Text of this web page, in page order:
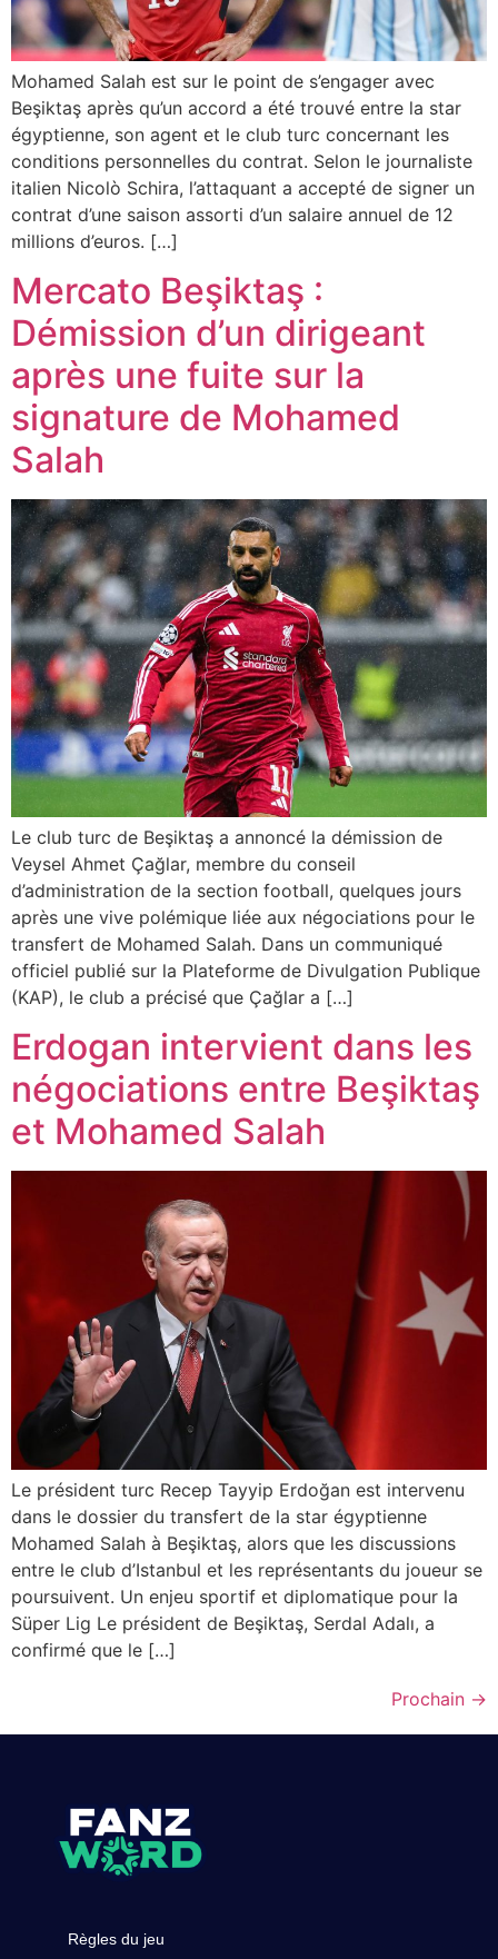
Mohamed Salah est sur le point de s’engager avec
Beşiktaş après qu’un accord a été trouvé entre la star
égyptienne, son agent et le club turc concernant les
conditions personnelles du contrat. Selon le journaliste
italien Nicolò Schira, l’attaquant a accepté de signer un
contrat d’une saison assorti d’un salaire annuel de 12
millions d’euros. […]
Mercato Beşiktaş :
Démission d’un dirigeant
après une fuite sur la
signature de Mohamed
Salah
Le club turc de Beşiktaş a annoncé la démission de
Veysel Ahmet Çağlar, membre du conseil
d’administration de la section football, quelques jours
après une vive polémique liée aux négociations pour le
transfert de Mohamed Salah. Dans un communiqué
officiel publié sur la Plateforme de Divulgation Publique
(KAP), le club a précisé que Çağlar a […]
Erdogan intervient dans les
négociations entre Beşiktaş
et Mohamed Salah
Le président turc Recep Tayyip Erdoğan est intervenu
dans le dossier du transfert de la star égyptienne
Mohamed Salah à Beşiktaş, alors que les discussions
entre le club d’Istanbul et les représentants du joueur se
poursuivent. Un enjeu sportif et diplomatique pour la
Süper Lig Le président de Beşiktaş, Serdal Adalı, a
confirmé que le […]
Prochain →
Règles du jeu